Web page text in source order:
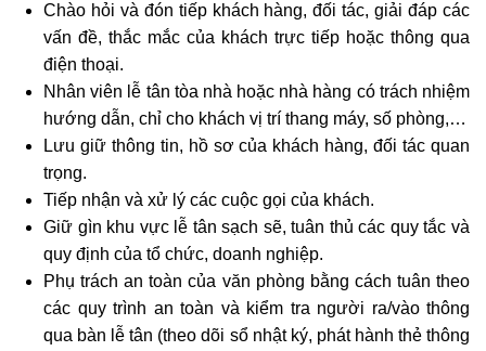
Chào hỏi và đón tiếp khách hàng, đối tác, giải đáp các
vấn đề, thắc mắc của khách trực tiếp hoặc thông qua
điện thoại.
Nhân viên lễ tân tòa nhà hoặc nhà hàng có trách nhiệm
hướng dẫn, chỉ cho khách vị trí thang máy, số phòng,…
Lưu giữ thông tin, hồ sơ của khách hàng, đối tác quan
trọng.
Tiếp nhận và xử lý các cuộc gọi của khách.
Giữ gìn khu vực lễ tân sạch sẽ, tuân thủ các quy tắc và
quy định của tổ chức, doanh nghiệp.
Phụ trách an toàn của văn phòng bằng cách tuân theo
các quy trình an toàn và kiểm tra người ra/vào thông
qua bàn lễ tân (theo dõi sổ nhật ký, phát hành thẻ thông